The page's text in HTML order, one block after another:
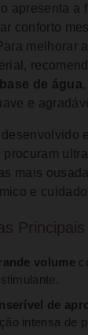
apresenta a
conforto
melhorar
de água
e
mais
e
Principais
volume
de
intensa de